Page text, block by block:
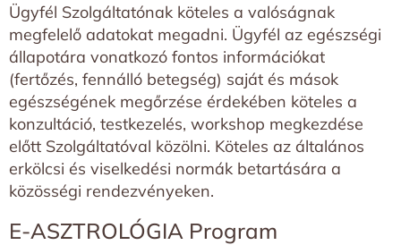
Ügyfél Szolgáltatónak köteles a valóságnak
megfelelő adatokat megadni. Ügyfél az egészségi
állapotára vonatkozó fontos információkat
(fertőzés, fennálló betegség) saját és mások
egészségének megőrzése érdekében köteles a
konzultáció, testkezelés, workshop megkezdése
előtt Szolgáltatóval közölni. Köteles az általános
erkölcsi és viselkedési normák betartására a
közösségi rendezvényeken.
E-ASZTROLÓGIA Program